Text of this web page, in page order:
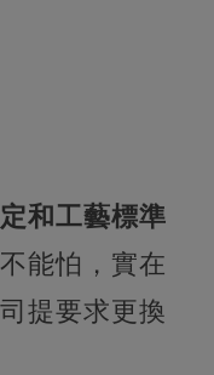
和工藝標準
能怕，實在
提要求更換